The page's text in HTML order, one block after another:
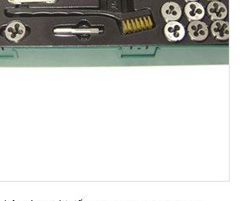
MUA HÀNG